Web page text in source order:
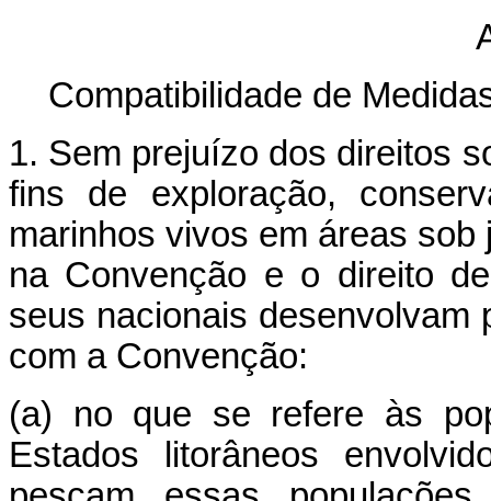
Compatibilidade de
1. Sem prejuízo dos direitos
fins de exploração,
marinhos vivos em áreas
na Convenção e o direito
seus nacionais desenvolvam
com a Convenção:
(a) no que se refere às
Estados litorâneos